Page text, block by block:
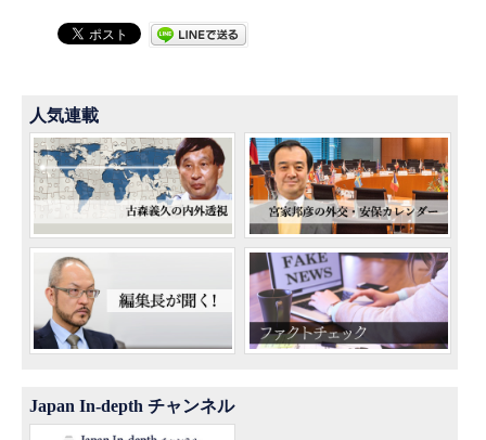
人気連載
Japan In-depth チャンネル